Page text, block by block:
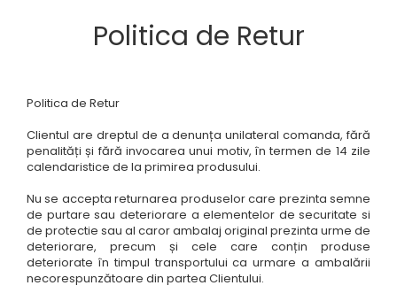
Coliere Handmade Clasice
Politica de Retur
Politica de Retur
Clientul are dreptul de a denunța unilateral comanda, fără
penalități și fără invocarea unui motiv, în termen de 14 zile
calendaristice de la primirea produsului.
Nu se accepta returnarea produselor care prezinta semne
de purtare sau deteriorare a elementelor de securitate si
de protectie sau al caror ambalaj original prezinta urme de
deteriorare, precum și cele care conțin produse
deteriorate în timpul transportului ca urmare a ambalării
necorespunzătoare din partea Clientului.